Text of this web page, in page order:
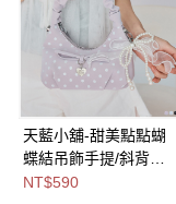
天藍小舖-甜美點點蝴
蝶結吊飾手提/斜背小
包-共3
NT$590